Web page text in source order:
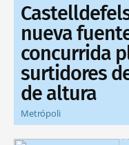
nueva
concurrida
surtidores
de altura
Metrópoli